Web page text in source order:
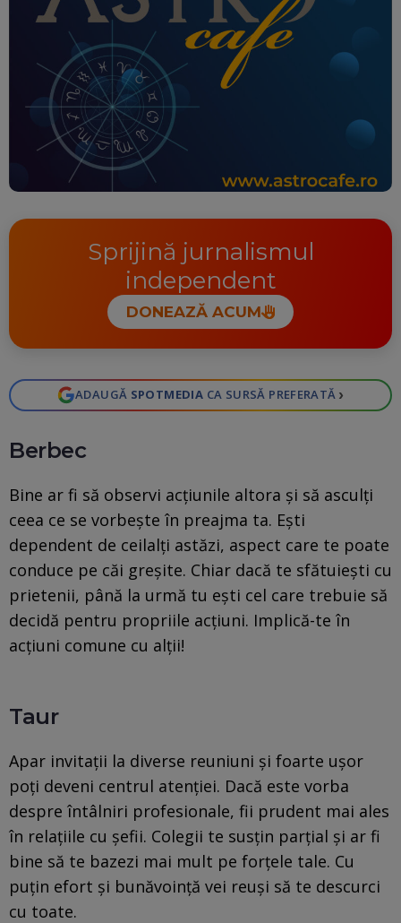
Sprijină jurnalismul
independent
DONEAZĂ ACUM
ADAUGĂ SPOTMEDIA CA SURSĂ PREFERATĂ ›
Berbec
Bine ar fi să observi acțiunile altora și să asculți
ceea ce se vorbește în preajma ta. Ești
dependent de ceilalți astăzi, aspect care te poate
conduce pe căi greșite. Chiar dacă te sfătuiești cu
prietenii, până la urmă tu ești cel care trebuie să
decidă pentru propriile acțiuni. Implică-te în
acțiuni comune cu alții!
Taur
Apar invitații la diverse reuniuni și foarte ușor
poți deveni centrul atenției. Dacă este vorba
despre întâlniri profesionale, fii prudent mai ales
în relațiile cu șefii. Colegii te susțin parțial și ar fi
bine să te bazezi mai mult pe forțele tale. Cu
puțin efort și bunăvoință vei reuși să te descurci
cu toate.